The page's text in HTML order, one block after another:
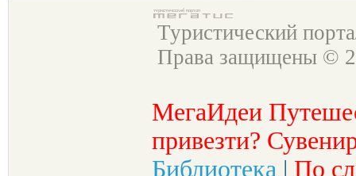
Туристический
Права защищены ©
МегаИдеи
привезти?
Библиотека | По